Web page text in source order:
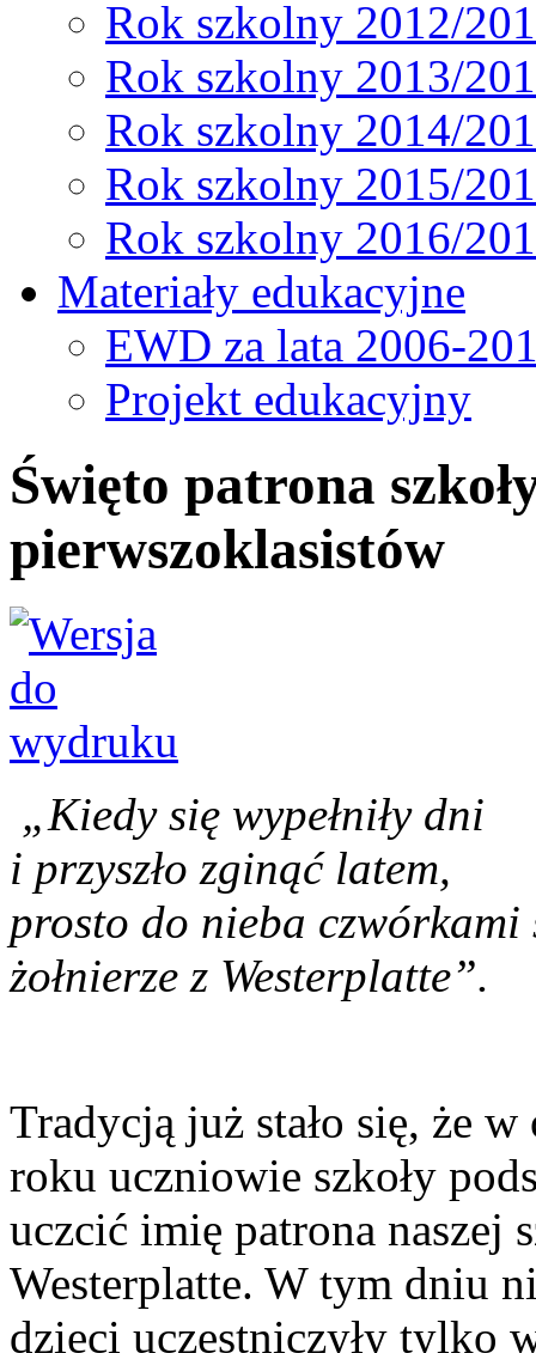
Rok szkolny 2012/
Rok szkolny 2013/
Rok szkolny 2014/
Rok szkolny 2015/
Rok szkolny 2016/
Materiały edukacyjne
EWD za lata 2006-
Projekt edukacyjny
Święto patrona
pierwszoklasistów
„Kiedy się wypełniły dni
i przyszło zginąć latem,
prosto do nieba czwórkami
żołnierze z Westerplatte”.
Tradycją już stało się, że
roku uczniowie szkoły
uczcić imię patrona naszej
Westerplatte. W tym dniu
dzieci uczestniczyły tylko